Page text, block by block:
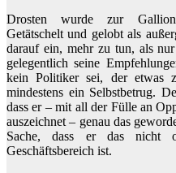
Drosten wurde zur
Getätschelt und gelobt als
darauf ein, mehr zu tun, als
gelegentlich seine
kein Politiker sei, der etwas
mindestens ein Selbstbetrug.
dass er – mit all der Fülle an
auszeichnet – genau das
Sache, dass er das nicht
Geschäftsbereich ist.